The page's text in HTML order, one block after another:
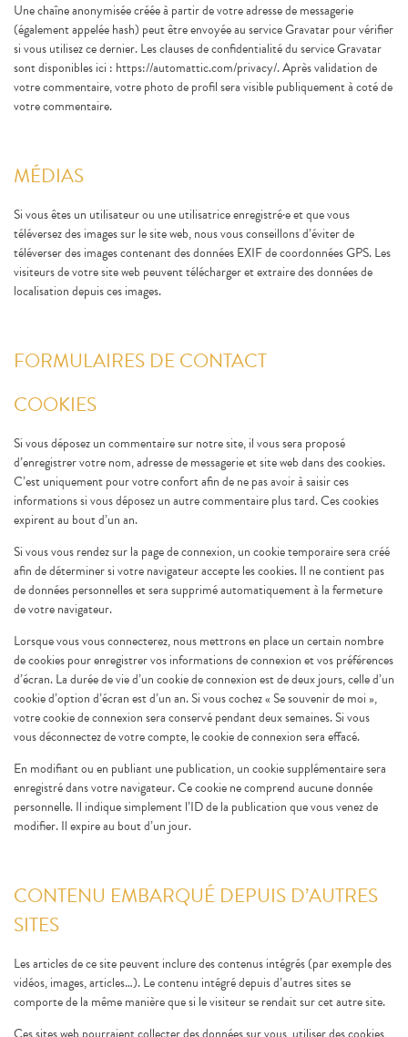
Une chaîne anonymisée créée à partir de votre adresse de messagerie
(également appelée hash) peut être envoyée au service Gravatar pour vérifier
si vous utilisez ce dernier. Les clauses de confidentialité du service Gravatar
sont disponibles ici : https://automattic.com/privacy/. Après validation de
votre commentaire, votre photo de profil sera visible publiquement à coté de
votre commentaire.
MÉDIAS
Si vous êtes un utilisateur ou une utilisatrice enregistré·e et que vous
téléversez des images sur le site web, nous vous conseillons d’éviter de
téléverser des images contenant des données EXIF de coordonnées GPS. Les
visiteurs de votre site web peuvent télécharger et extraire des données de
localisation depuis ces images.
FORMULAIRES DE CONTACT
COOKIES
Si vous déposez un commentaire sur notre site, il vous sera proposé
d’enregistrer votre nom, adresse de messagerie et site web dans des cookies.
C’est uniquement pour votre confort afin de ne pas avoir à saisir ces
informations si vous déposez un autre commentaire plus tard. Ces cookies
expirent au bout d’un an.
Si vous vous rendez sur la page de connexion, un cookie temporaire sera créé
afin de déterminer si votre navigateur accepte les cookies. Il ne contient pas
de données personnelles et sera supprimé automatiquement à la fermeture
de votre navigateur.
Lorsque vous vous connecterez, nous mettrons en place un certain nombre
de cookies pour enregistrer vos informations de connexion et vos préférences
d’écran. La durée de vie d’un cookie de connexion est de deux jours, celle d’un
cookie d’option d’écran est d’un an. Si vous cochez « Se souvenir de moi »,
votre cookie de connexion sera conservé pendant deux semaines. Si vous
vous déconnectez de votre compte, le cookie de connexion sera effacé.
En modifiant ou en publiant une publication, un cookie supplémentaire sera
enregistré dans votre navigateur. Ce cookie ne comprend aucune donnée
personnelle. Il indique simplement l’ID de la publication que vous venez de
modifier. Il expire au bout d’un jour.
CONTENU EMBARQUÉ DEPUIS D’AUTRES
SITES
Les articles de ce site peuvent inclure des contenus intégrés (par exemple des
vidéos, images, articles…). Le contenu intégré depuis d’autres sites se
comporte de la même manière que si le visiteur se rendait sur cet autre site.